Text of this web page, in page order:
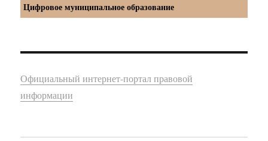
Цифровое муниципальное образование
Официальный интернет-портал правовой
информации